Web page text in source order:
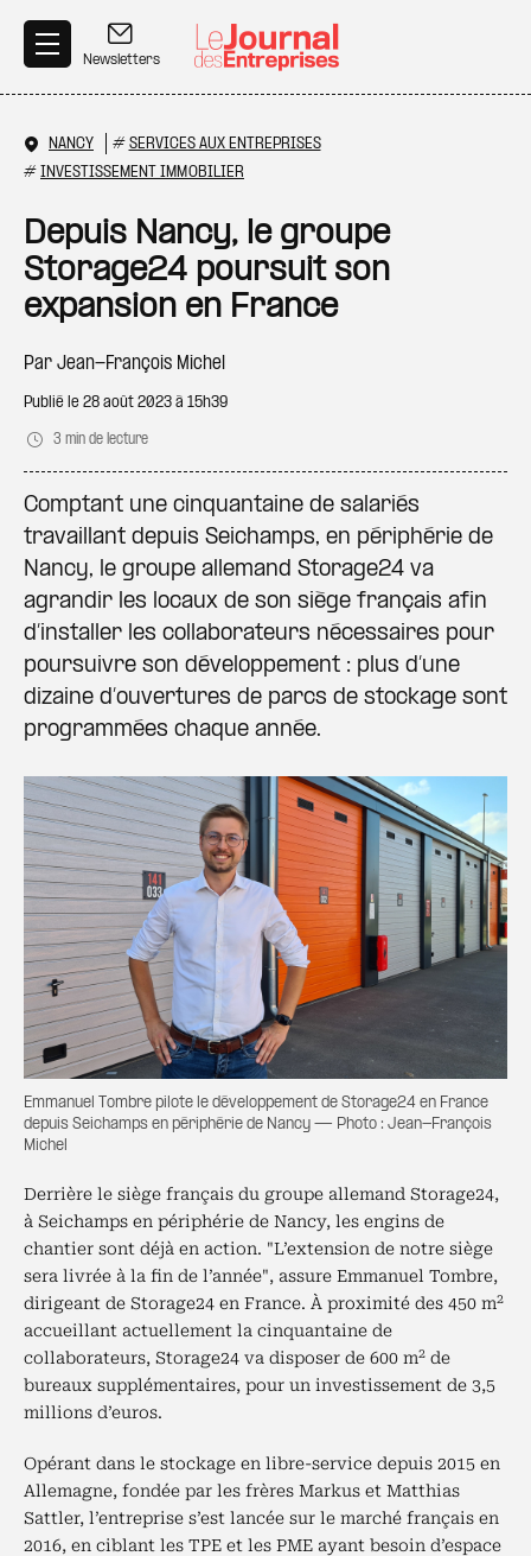
Newsletters
NANCY # SERVICES AUX ENTREPRISES
# INVESTISSEMENT IMMOBILIER
Depuis Nancy, le groupe
Storage24 poursuit son
expansion en France
Par Jean-François Michel
Publié le 28 août 2023 à 15h39
3 min de lecture
Comptant une cinquantaine de salariés
travaillant depuis Seichamps, en périphérie de
Nancy, le groupe allemand Storage24 va
agrandir les locaux de son siège français afin
d’installer les collaborateurs nécessaires pour
poursuivre son développement : plus d’une
dizaine d’ouvertures de parcs de stockage sont
programmées chaque année.
Emmanuel Tombre pilote le développement de Storage24 en France
depuis Seichamps en périphérie de Nancy — Photo : Jean-François
Michel
Derrière le siège français du groupe allemand Storage24,
à Seichamps en périphérie de Nancy, les engins de
chantier sont déjà en action. "L’extension de notre siège
sera livrée à la fin de l’année", assure Emmanuel Tombre,
dirigeant de Storage24 en France. À proximité des 450 m2
accueillant actuellement la cinquantaine de
collaborateurs, Storage24 va disposer de 600 m2 de
bureaux supplémentaires, pour un investissement de 3,5
millions d’euros.
Opérant dans le stockage en libre-service depuis 2015 en
Allemagne, fondée par les frères Markus et Matthias
Sattler, l’entreprise s’est lancée sur le marché français en
2016, en ciblant les TPE et les PME ayant besoin d’espace